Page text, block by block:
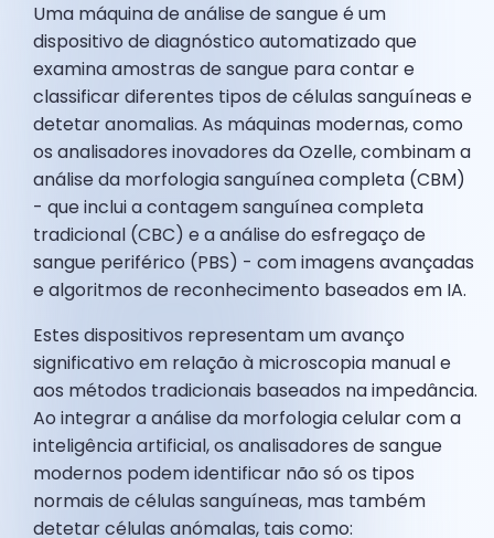
Uma máquina de análise de sangue é um
dispositivo de diagnóstico automatizado que
examina amostras de sangue para contar e
classificar diferentes tipos de células sanguíneas e
detetar anomalias. As máquinas modernas, como
os analisadores inovadores da Ozelle, combinam a
análise da morfologia sanguínea completa (CBM)
- que inclui a contagem sanguínea completa
tradicional (CBC) e a análise do esfregaço de
sangue periférico (PBS) - com imagens avançadas
e algoritmos de reconhecimento baseados em IA.
Estes dispositivos representam um avanço
significativo em relação à microscopia manual e
aos métodos tradicionais baseados na impedância.
Ao integrar a análise da morfologia celular com a
inteligência artificial, os analisadores de sangue
modernos podem identificar não só os tipos
normais de células sanguíneas, mas também
detetar células anómalas, tais como: